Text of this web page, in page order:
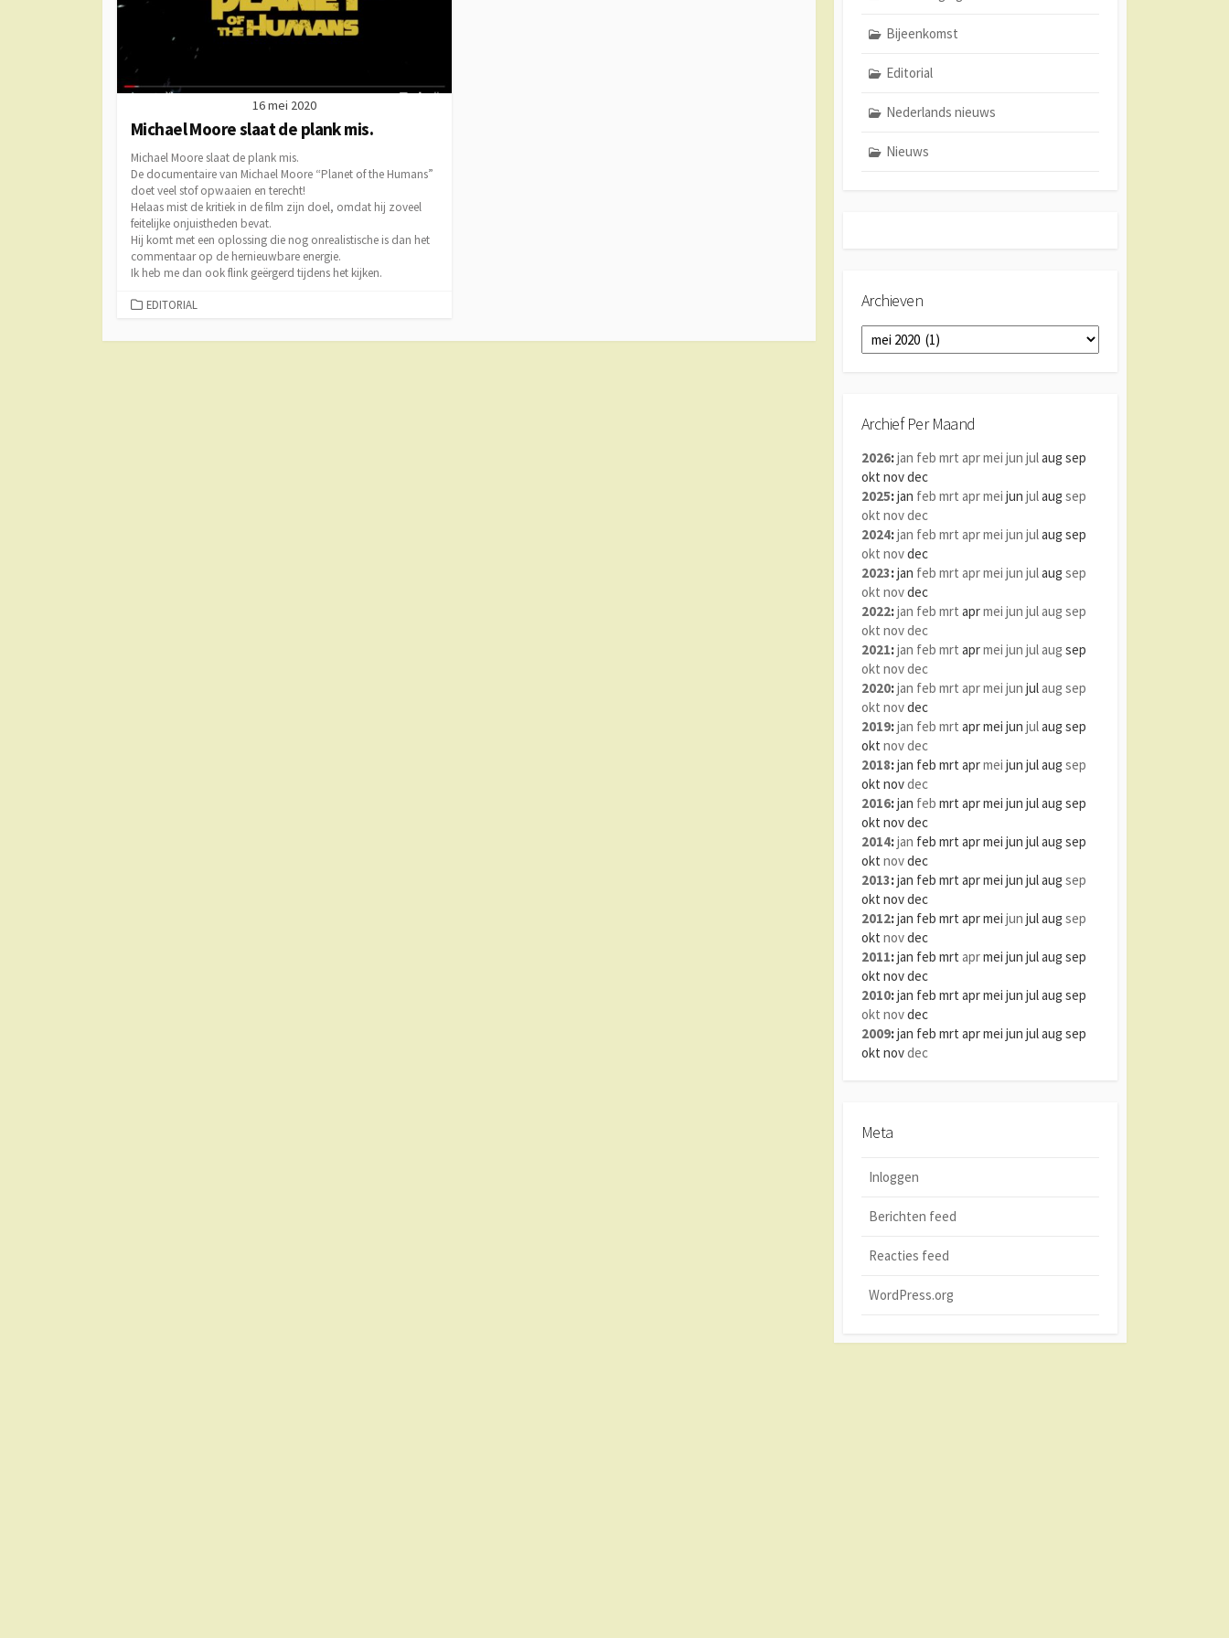
16 mei 2020
Michael Moore slaat de plank mis.
Michael Moore slaat de plank mis.
De documentaire van Michael Moore “Planet of the Humans”
doet veel stof opwaaien en terecht!
Helaas mist de kritiek in de film zijn doel, omdat hij zoveel
feitelijke onjuistheden bevat.
Hij komt met een oplossing die nog onrealistische is dan het
commentaar op de hernieuwbare energie.
Ik heb me dan ook flink geërgerd tijdens het kijken.
CATEGORIEËN
EDITORIAL
Bijeenkomst
Editorial
Nederlands nieuws
Nieuws
Archieven
Archieven
Archief Per Maand
2026:jan feb mrt aprmei jun julaug sep
okt novdec
2025:jan feb mrt aprmei jun julaug sep
okt novdec
2024:jan feb mrt aprmei jun julaug sep
okt novdec
2023:jan feb mrt aprmei jun julaug sep
okt novdec
2022:jan feb mrt aprmei jun jul aug sep
okt novdec
2021:jan feb mrt aprmei jun jul aug sep
okt novdec
2020:jan feb mrt aprmei jun jul aug sep
okt novdec
2019:jan feb mrt aprmei jun julaug sep
okt novdec
2018:jan feb mrt aprmei jun julaug sep
okt novdec
2016:jan feb mrt aprmei jun julaug sep
okt novdec
2014:jan feb mrt aprmei jun julaug sep
okt novdec
2013:jan feb mrt aprmei jun julaug sep
okt novdec
2012:jan feb mrt aprmei jun julaug sep
okt novdec
2011:jan feb mrt aprmei jun julaug sep
okt novdec
2010:jan feb mrt aprmei jun julaug sep
okt novdec
2009:jan feb mrt aprmei jun julaug sep
okt novdec
Meta
Inloggen
Berichten feed
Reacties feed
WordPress.org